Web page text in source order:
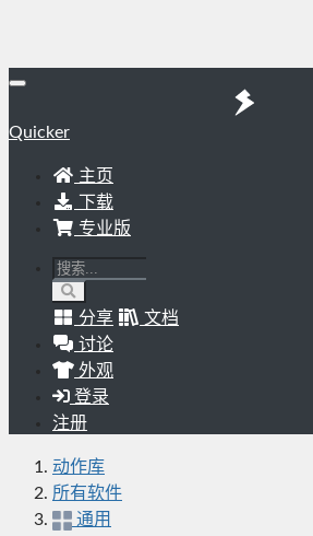
Quicker
主页
下载
专业版
分享
文档
讨论
外观
登录
注册
动作库
所有软件
通用